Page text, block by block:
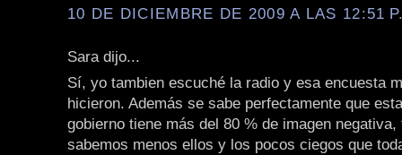
10 DE DICIEMBRE DE 2009 A LAS 12:51
Sara dijo...
Sí, yo tambien escuché la radio y esa encuesta
hicieron. Además se sabe perfectamente que
gobierno tiene más del 80 % de imagen negativa,
sabemos menos ellos y los pocos ciegos que